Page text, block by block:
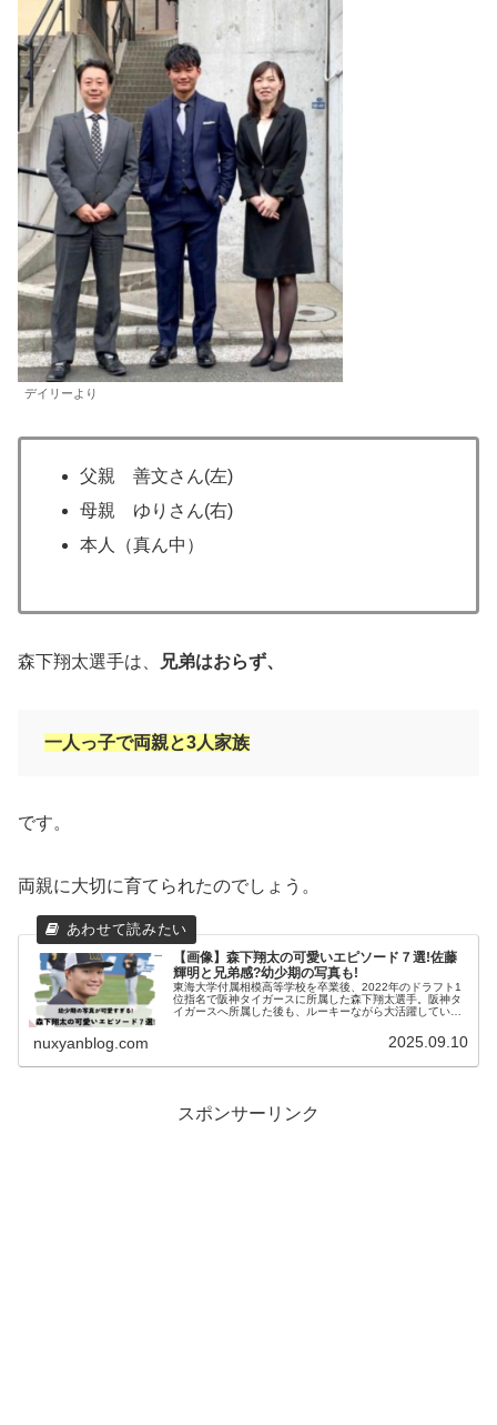
デイリーより
父親 善文さん(左)
母親 ゆりさん(右)
本人（真ん中）
森下翔太選手は、 兄弟はおらず、
一人っ子で両親と3人家族
です。
両親に大切に育てられたのでしょう。
【画像】森下翔太の可愛いエピソード７選!佐藤
輝明と兄弟感?幼少期の写真も!
東海大学付属相模高等学校を卒業後、2022年のドラフト1
位指名で阪神タイガースに所属した森下翔太選手。阪神タ
イガースへ所属した後も、ルーキーながら大活躍していま
nuxyanblog.com 2025.09.10
スポンサーリンク